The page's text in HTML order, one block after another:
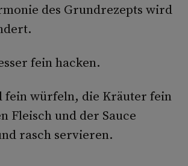
des Grundrezepts wird
fein hacken.
fein würfeln, die Kräuter fein
Fleisch und der Sauce
rasch servieren.